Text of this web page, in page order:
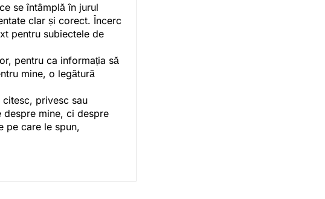
se întâmplă în jurul
clar și corect. Încerc
pentru subiectele de
pentru ca informația să
mine, o legătură
privesc sau
despre mine, ci despre
pe care le spun,